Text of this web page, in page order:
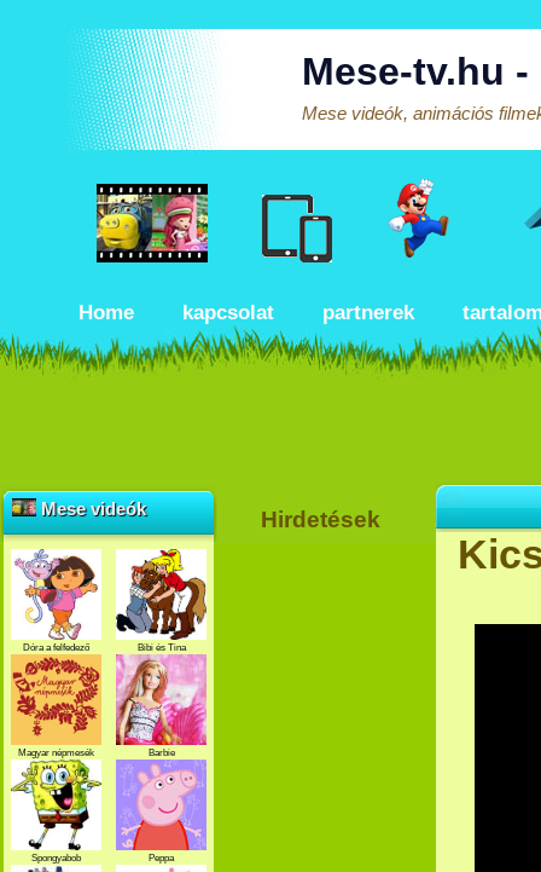
Mese-tv.hu
Mese videók, animációs
Home kapcsolat partnerek
Mese videók
Dóra a felfedező Bibi és Tina
Magyar népmesék Barbie
Spongyabob Peppa
Hirdetések